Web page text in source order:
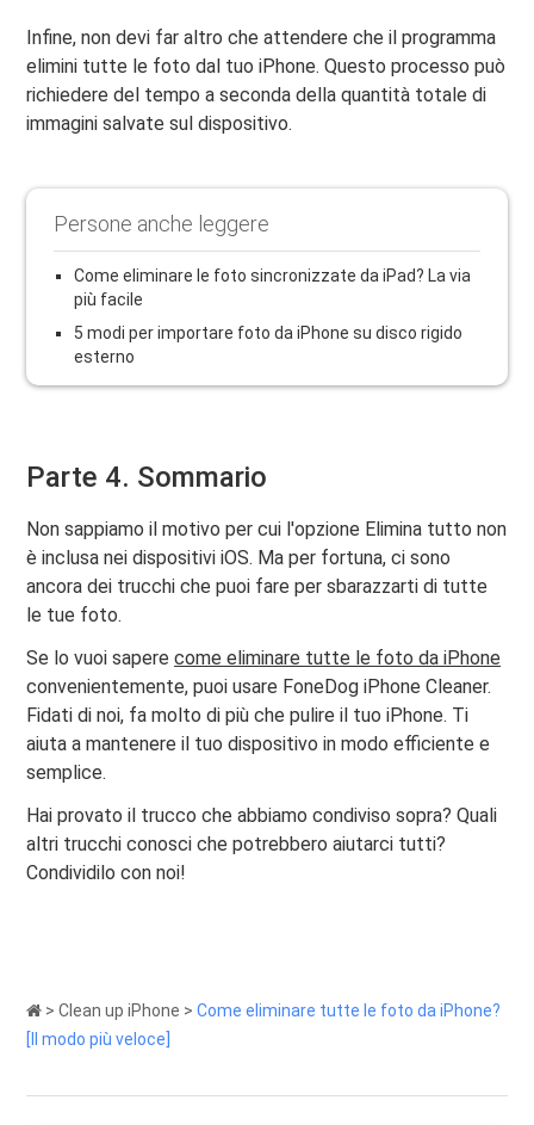
Infine, non devi far altro che attendere che il programma
elimini tutte le foto dal tuo iPhone. Questo processo può
richiedere del tempo a seconda della quantità totale di
immagini salvate sul dispositivo.
Persone anche leggere
Come eliminare le foto sincronizzate da iPad? La via
più facile
5 modi per importare foto da iPhone su disco rigido
esterno
Parte 4. Sommario
Non sappiamo il motivo per cui l'opzione Elimina tutto non
è inclusa nei dispositivi iOS. Ma per fortuna, ci sono
ancora dei trucchi che puoi fare per sbarazzarti di tutte
le tue foto.
Se lo vuoi saperecome eliminare tutte le foto da iPhone
convenientemente, puoi usare FoneDog iPhone Cleaner.
Fidati di noi, fa molto di più che pulire il tuo iPhone. Ti
aiuta a mantenere il tuo dispositivo in modo efficiente e
semplice.
Hai provato il trucco che abbiamo condiviso sopra? Quali
altri trucchi conosci che potrebbero aiutarci tutti?
Condividilo con noi!
>Clean up iPhone >Come eliminare tutte le foto da iPhone?
[Il modo più veloce]